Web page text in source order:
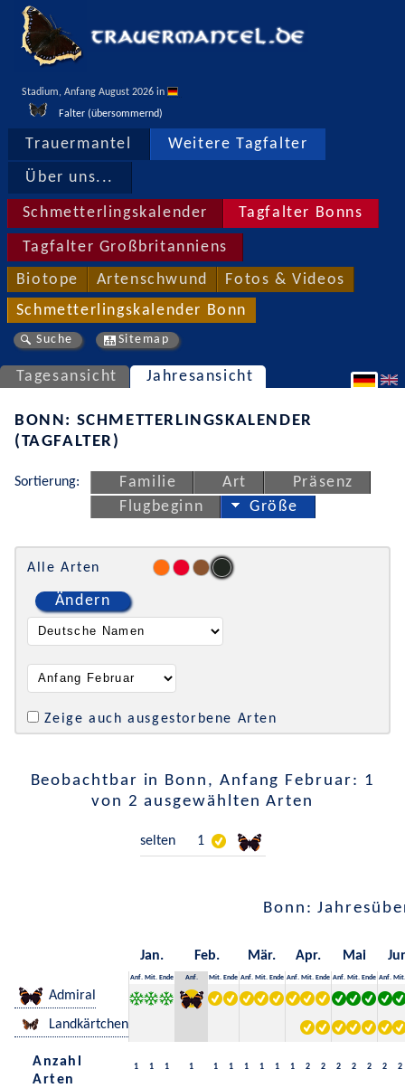
Stadium, Anfang August 2026 in
Falter (übersommernd)
Trauermantel Weitere Tagfalter
Über uns...
Schmetterlingskalender Tagfalter Bonns
Tagfalter Großbritanniens
Biotope Artenschwund Fotos & Videos
Schmetterlingskalender Bonn
Suche Sitemap
Tagesansicht Jahresansicht
BONN: SCHMETTERLINGSKALENDER
(TAGFALTER)
Sortierung: Familie Art
Präsenz
Flugbeginn
Größe
Alle Arten
Ändern
Zeige auch ausgestorbene Arten
Beobachtbar in Bonn, Anfang Februar: 1
von 2 ausgewählten Arten
selten 1
Bonn:
Jan. Feb. Mär. Apr. Mai
Anf. Mit. Ende Anf. Mit. Ende Anf. Mit. Ende Anf. Mit. Ende Anf. Mit. Ende Anf. Mit.
Admiral
Landkärtchen
Anzahl
Arten
1 1 1 1 1 1 1 1 1 1 2 2 2 2 2 2 2